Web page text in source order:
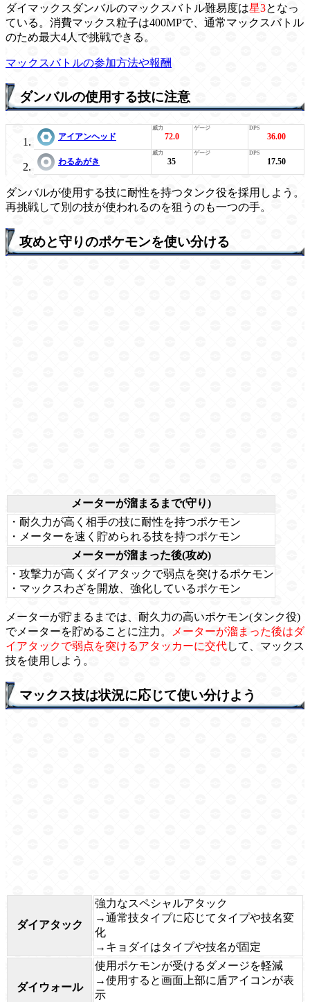
ダイマックスダンバルのマックスバトル難易度は星3となっ
ている。消費マックス粒子は400MPで、通常マックスバトル
のため最大4人で挑戦できる。
マックスバトルの参加方法や報酬
ダンバルの使用する技に注意
アイアンヘッド 72.0 36.00
わるあがき 35 17.50
ダンバルが使用する技に耐性を持つタンク役を採用しよう。
再挑戦して別の技が使われるのを狙うのも一つの手。
攻めと守りのポケモンを使い分ける
メーターが溜まるまで(守り)
・耐久力が高く相手の技に耐性を持つポケモン
・メーターを速く貯められる技を持つポケモン
メーターが溜まった後(攻め)
・攻撃力が高くダイアタックで弱点を突けるポケモン
・マックスわざを開放、強化しているポケモン
メーターが貯まるまでは、耐久力の高いポケモン(タンク役)
でメーターを貯めることに注力。
メーターが溜まった後はダ
イアタックで弱点を突けるアタッカーに交代して、マックス
技を使用しよう。
マックス技は状況に応じて使い分けよう
ダイアタック
強力なスペシャルアタック
→通常技タイプに応じてタイプや技名変
化
→キョダイはタイプや技名が固定
ダイウォール
使用ポケモンが受けるダメージを軽減
→使用すると画面上部に盾アイコンが表
示